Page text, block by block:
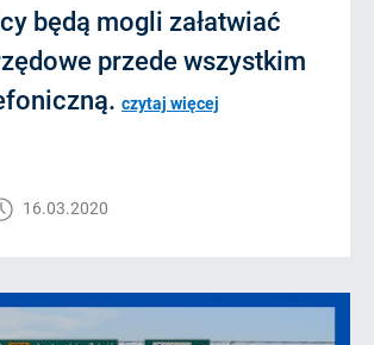
będą mogli załatwiać
przede wszystkim
czytaj więcej
16.03.2020